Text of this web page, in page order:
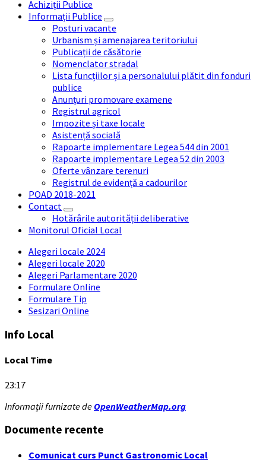
Achiziții Publice
Informații Publice
Posturi vacante
Urbanism și amenajarea teritoriului
Publicații de căsătorie
Nomenclator stradal
Lista funcțiilor și a personalului plătit din fonduri
publice
Anunțuri promovare examene
Registrul agricol
Impozite și taxe locale
Asistență socială
Rapoarte implementare Legea 544 din 2001
Rapoarte implementare Legea 52 din 2003
Oferte vânzare terenuri
Registrul de evidență a cadourilor
POAD 2018-2021
Contact
Hotărârile autorității deliberative
Monitorul Oficial Local
Alegeri locale 2024
Alegeri locale 2020
Alegeri Parlamentare 2020
Formulare Online
Formulare Tip
Sesizari Online
Info Local
Local Time
23:17
Informații furnizate de OpenWeatherMap.org
Documente recente
Comunicat curs Punct Gastronomic Local